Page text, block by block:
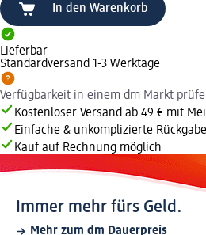
In den Warenkorb
Lieferbar
Standardversand 1-3 Werktage
Verfügbarkeit in einem dm Markt
Kostenloser Versand ab 49 € mit
Einfache & unkomplizierte Rückgabe
Kauf auf Rechnung möglich
Immer mehr fürs Geld.
Mehr zum dm Dauerpreis